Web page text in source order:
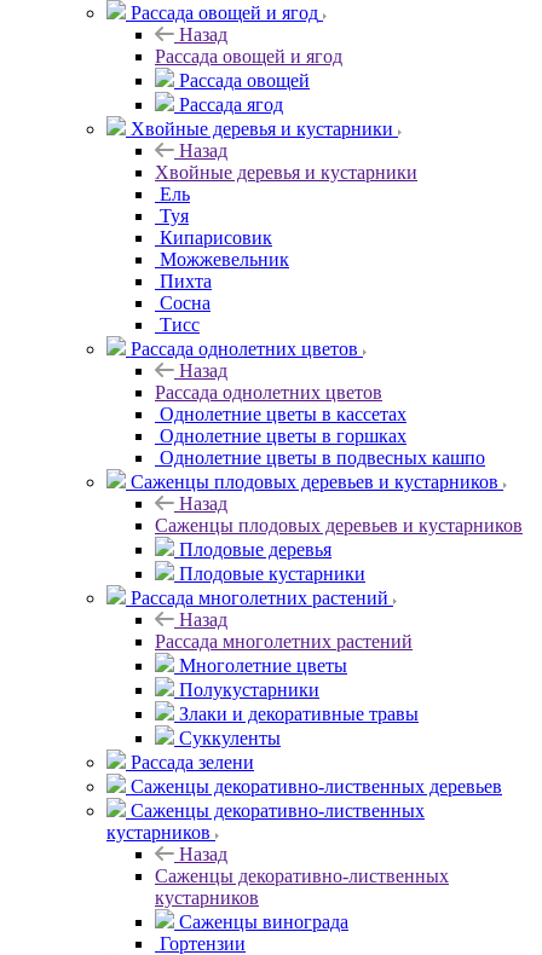
Рассада овощей и ягод
Назад
Рассада овощей и ягод
Рассада овощей
Рассада ягод
Хвойные деревья и кустарники
Назад
Хвойные деревья и кустарники
Ель
Туя
Кипарисовик
Можжевельник
Пихта
Сосна
Тисc
Рассада однолетних цветов
Назад
Рассада однолетних цветов
Однолетние цветы в кассетах
Однолетние цветы в горшках
Однолетние цветы в подвесных кашпо
Саженцы плодовых деревьев и кустарников
Назад
Саженцы плодовых деревьев и кустарников
Плодовые деревья
Плодовые кустарники
Рассада многолетних растений
Назад
Рассада многолетних растений
Многолетние цветы
Полукустарники
Злаки и декоративные травы
Суккуленты
Рассада зелени
Саженцы декоративно-лиственных деревьев
Саженцы декоративно-лиственных
кустарников
Назад
Саженцы декоративно-лиственных
кустарников
Саженцы винограда
Гортензии